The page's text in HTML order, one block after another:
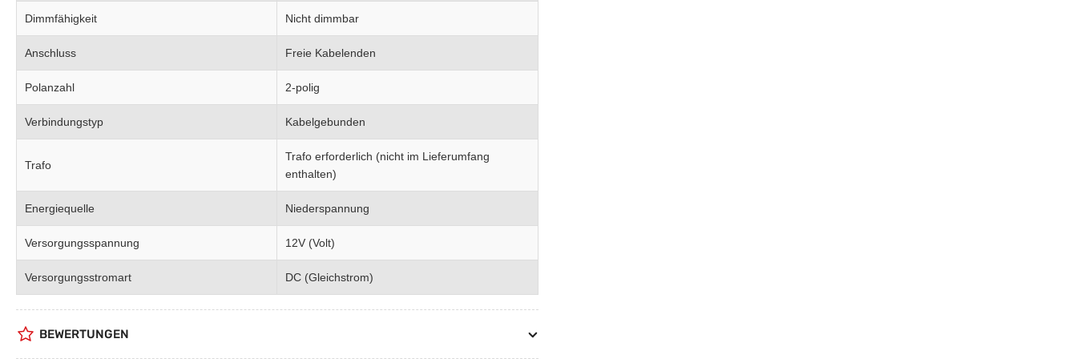
Dimmfähigkeit Nicht dimmbar
Anschluss Freie Kabelenden
Polanzahl 2-polig
Verbindungstyp Kabelgebunden
Trafo
Trafo erforderlich (nicht im Lieferumfang
enthalten)
Energiequelle Niederspannung
Versorgungsspannung 12V (Volt)
Versorgungsstromart DC (Gleichstrom)
BEWERTUNGEN